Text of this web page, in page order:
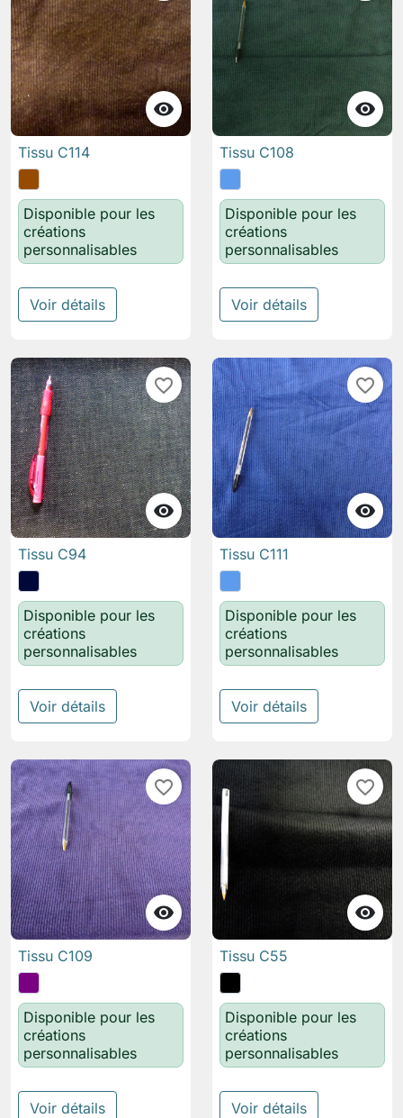

Tissu C114
Disponible pour les
créations
personnalisables
Voir détails

Tissu C108
Disponible pour les
créations
personnalisables
Voir détails

favorite_border
Tissu C94
Disponible pour les
créations
personnalisables
Voir détails

favorite_border
Tissu C111
Disponible pour les
créations
personnalisables
Voir détails

favorite_border
Tissu C109
Disponible pour les
créations
personnalisables
Voir détails

favorite_border
Tissu C55
Disponible pour les
créations
personnalisables
Voir détails